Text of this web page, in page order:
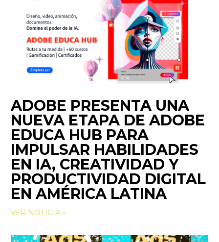
ADOBE PRESENTA UNA
NUEVA ETAPA DE ADOBE
EDUCA HUB PARA
IMPULSAR HABILIDADES
EN IA, CREATIVIDAD Y
PRODUCTIVIDAD DIGITAL
EN AMÉRICA LATINA
VER NOTICIA »